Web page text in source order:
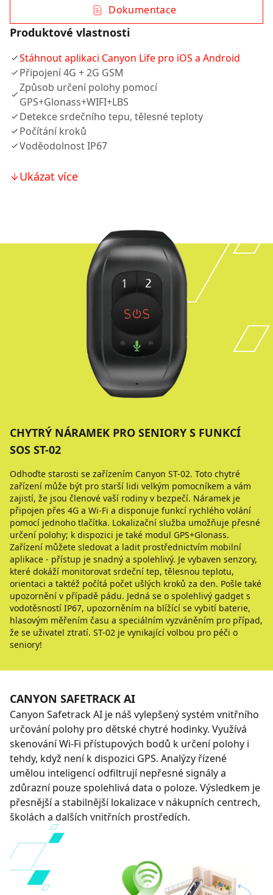
Dokumentace
Produktové vlastnosti
Stáhnout aplikaci Canyon Life pro iOS a Android
Připojení 4G + 2G GSM
Způsob určení polohy pomocí
GPS+Glonass+WIFI+LBS
Detekce srdečního tepu, tělesné teploty
Počítání kroků
Voděodolnost IP67
Ukázat více
CHYTRÝ NÁRAMEK PRO SENIORY S FUNKCÍ
SOS ST-02
Odhoďte starosti se zařízením Canyon ST-02. Toto chytré
zařízení může být pro starší lidi velkým pomocníkem a vám
zajistí, že jsou členové vaší rodiny v bezpečí. Náramek je
připojen přes 4G a Wi-Fi a disponuje funkcí rychlého volání
pomocí jednoho tlačítka. Lokalizační služba umožňuje přesné
určení polohy; k dispozici je také modul GPS+Glonass.
Zařízení můžete sledovat a ladit prostřednictvím mobilní
aplikace - přístup je snadný a spolehlivý. Je vybaven senzory,
které dokáží monitorovat srdeční tep, tělesnou teplotu,
orientaci a taktéž počítá počet ušlých kroků za den. Pošle také
upozornění v případě pádu. Jedná se o spolehlivý gadget s
vodotěsností IP67, upozorněním na blížící se vybití baterie,
hlasovým měřením času a speciálním vyzváněním pro případ,
že se uživatel ztratí. ST-02 je vynikající volbou pro péči o
seniory!
CANYON SAFETRACK AI
Canyon Safetrack AI je náš vylepšený systém vnitřního
určování polohy pro dětské chytré hodinky. Využívá
skenování Wi-Fi přístupových bodů k určení polohy i
tehdy, když není k dispozici GPS. Analýzy řízené
umělou inteligencí odfiltrují nepřesné signály a
zdůrazní pouze spolehlivá data o poloze. Výsledkem je
přesnější a stabilnější lokalizace v nákupních centrech,
školách a dalších vnitřních prostředích.